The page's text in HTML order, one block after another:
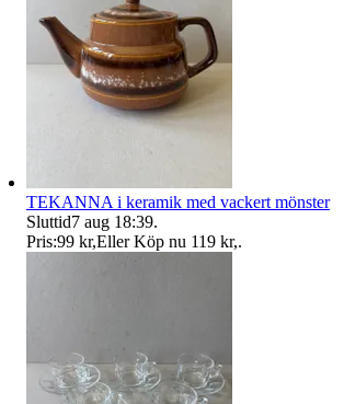
TEKANNA i keramik med vackert mönster
Sluttid7 aug 18:39.
Pris:99 kr,Eller Köp nu 119 kr,.